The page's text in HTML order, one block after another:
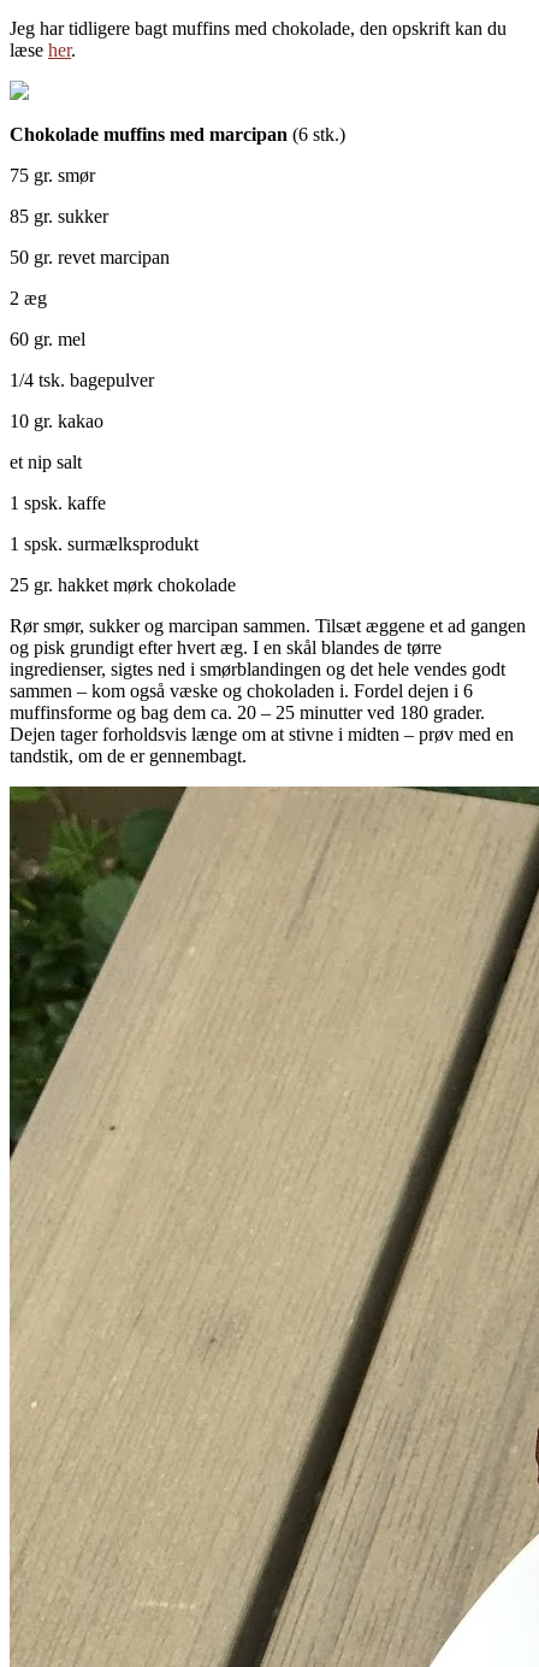
Jeg har tidligere bagt muffins med chokolade, den opskrift kan du
læse her.
Chokolade muffins med marcipan (6 stk.)
75 gr. smør
85 gr. sukker
50 gr. revet marcipan
2 æg
60 gr. mel
1/4 tsk. bagepulver
10 gr. kakao
et nip salt
1 spsk. kaffe
1 spsk. surmælksprodukt
25 gr. hakket mørk chokolade
Rør smør, sukker og marcipan sammen. Tilsæt æggene et ad gangen
og pisk grundigt efter hvert æg. I en skål blandes de tørre
ingredienser, sigtes ned i smørblandingen og det hele vendes godt
sammen – kom også væske og chokoladen i. Fordel dejen i 6
muffinsforme og bag dem ca. 20 – 25 minutter ved 180 grader.
Dejen tager forholdsvis længe om at stivne i midten – prøv med en
tandstik, om de er gennembagt.